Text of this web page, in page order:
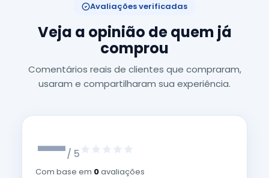
Avaliações verificadas
Veja a opinião de quem já
comprou
Comentários reais de clientes que compraram,
usaram e compartilharam sua experiência.
—/ 5
Com base em 0avaliações